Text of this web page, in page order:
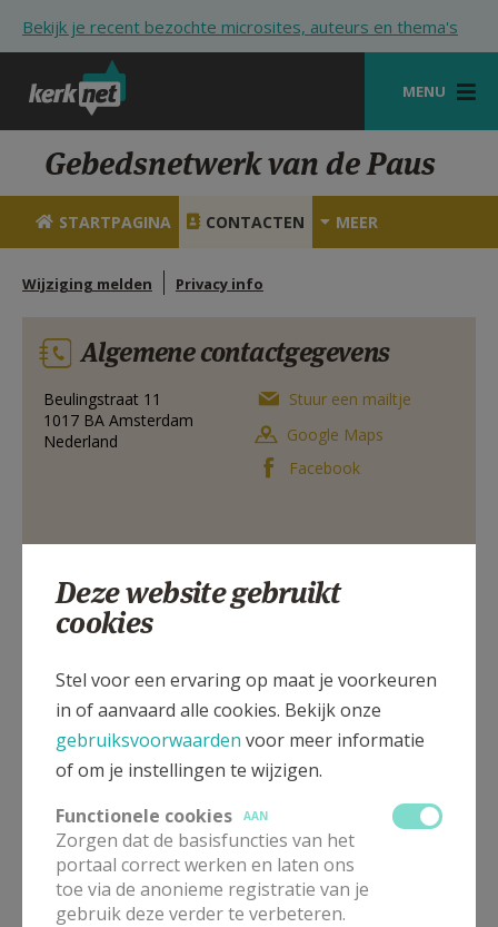
Bekijk je recent bezochte microsites, auteurs en thema's
MENU
STARTPAGINA
KERK
VIERINGEN
SHOP
ZOEKEN
HULP
STARTPAGINA PORTAAL
Gebedsnetwerk van de Paus
STARTPAGINA CONTACTEN MEER
Wijziging melden Privacy info
Algemene contactgegevens
Beulingstraat 11
1017 BA Amsterdam
Nederland
Stuur een mailtje
Google Maps
Facebook
Beulingstraat 11, 1017 BA Amsterdam
Deze website gebruikt
cookies
Stel voor een ervaring op maat je voorkeuren
in of aanvaard alle cookies. Bekijk onze
gebruiksvoorwaarden voor meer informatie
of om je instellingen te wijzigen.
Functionele cookies
AAN
Zorgen dat de basisfuncties van het
portaal correct werken en laten ons
toe via de anonieme registratie van je
gebruik deze verder te verbeteren.